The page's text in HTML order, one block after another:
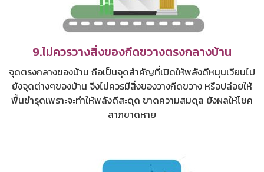
9.ไม่ควรวางสิ่งของกีดขวางตรงกลางบ้าน
จุดตรงกลางของบ้าน ถือเป็นจุดสำคัญที่เปิดให้พลังดีหมุนเวียนไป
ยังจุดต่างๆของบ้าน จึงไม่ควรมีสิ่งของวางกีดขวาง หรือปล่อยให้
พื้นชำรุดเพราะจะทำให้พลังดีสะดุด ขาดความสมดุล ยังผลให้โชค
ลาภขาดหาย